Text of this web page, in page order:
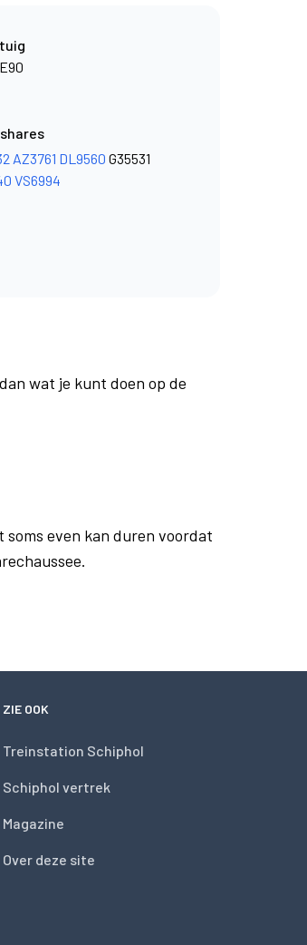
AZ3761 DL9560 G35531
VS6994
wat je kunt doen op de
even kan duren voordat
ZIE OOK
Treinstation Schiphol
Schiphol vertrek
Magazine
Over deze site